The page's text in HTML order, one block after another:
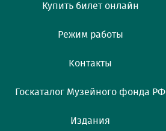
Купить билет онлайн
Режим работы
Контакты
Госкаталог Музейного фонда РФ
Издания